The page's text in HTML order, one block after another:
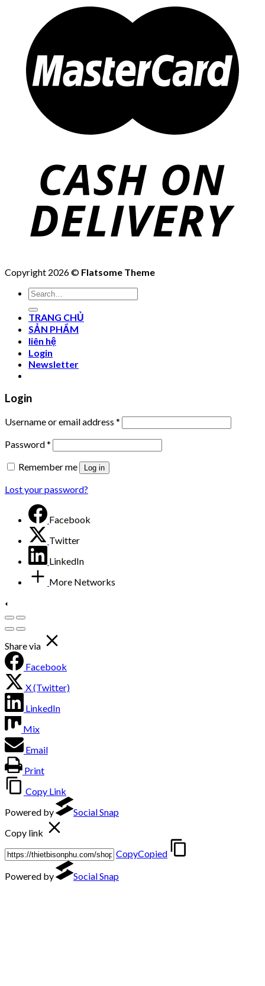
Copyright 2026 © Flatsome Theme
Search
for:
TRANG CHỦ
SẢN PHẨM
liên hệ
Login
Newsletter
Login
Username or email address *
Password*
Remember me
Log in
Lost your password?
Facebook
Twitter
LinkedIn
More Networks
Share via
Facebook
X (Twitter)
LinkedIn
Mix
Email
Print
Copy Link
Powered by
Social Snap
Copy link
CopyCopied
Powered by
Social Snap